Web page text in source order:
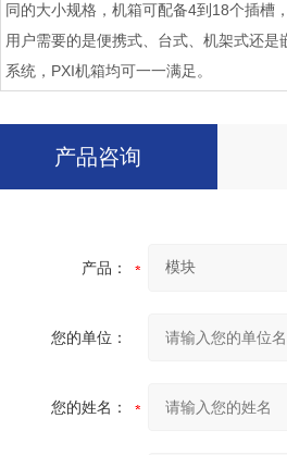
同的大小规格，机箱可配备4到18个插槽
用户需要的是便携式、台式、机架式还是
系统，PXI机箱均可一一满足。
产品咨询
产品：
您的单位：
您的姓名：